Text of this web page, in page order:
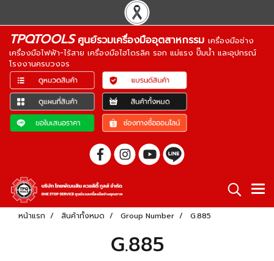
TPQTOOLSศูนย์รวมเครื่องมืออุตสาหกรรม เครื่องมือช่าง
เครื่องมือไฟฟ้า-ไร้สาย เครื่องมือไฮโดรลิค รอก แม่แรง ปั๊มน้ำ และอุปกรณ์
โรงงานครบวงจร
หน้าแรก สินค้าทั้งหมด Group Number G.885
G.885